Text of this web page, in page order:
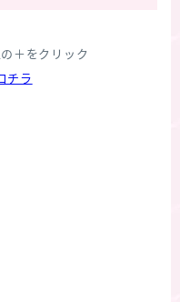
＋をクリック
チラ